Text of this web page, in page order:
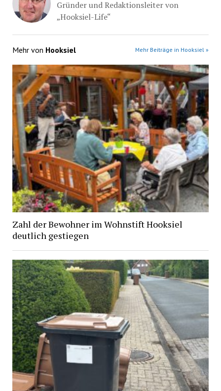
Gründer und Redaktionsleiter von
„Hooksiel-Life“
Mehr von Hooksiel Mehr Beiträge in Hooksiel »
Zahl der Bewohner im Wohnstift Hooksiel
deutlich gestiegen